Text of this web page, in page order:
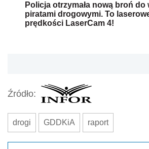
Policja otrzymała nową broń do
piratami drogowymi. To
prędkości LaserCam 4!
Źródło:
drogi GDDKiA raport